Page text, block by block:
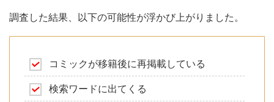
調査した結果、以下の可能性が浮かび上がりました。
コミックが移籍後に再掲載している
検索ワードに出てくる